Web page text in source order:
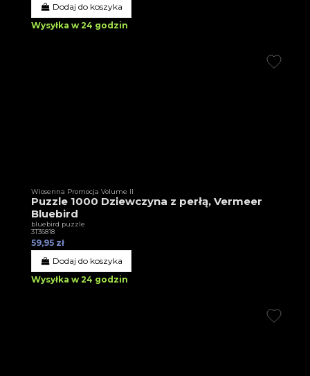
Dodaj do koszyka
Wysyłka w 24 godzin
Wiosenna Promocja Volume II
Puzzle 1000 Dziewczyna z perłą, Vermeer
Bluebird
bluebird puzzle
3T36818
59,95 zł
Dodaj do koszyka
Wysyłka w 24 godzin